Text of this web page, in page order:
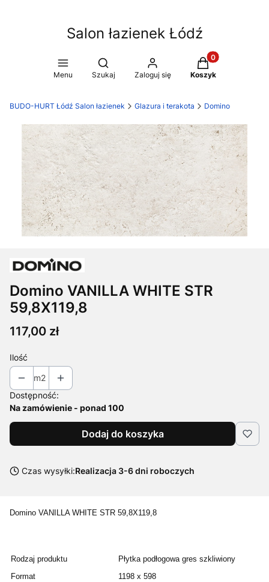
Salon łazienek Łódź
Menu
Otwórz wyszukiwarkę
Szukaj Zaloguj się
Produkty w
Koszyk
BUDO-HURT Łódź Salon łazienek Glazura i terakota Domino
Domino VANILLA WHITE STR
59,8X119,8
Cena
117,00 zł
Ilość
m2
Dostępność:
Na zamówienie - ponad 100
Dodaj do koszyka
Czas wysyłki:Realizacja 3-6 dni roboczych
Domino VANILLA WHITE STR 59,8X119,8
Rodzaj produktu
Płytka podłogowa gres szkliwiony
Format
1198 x 598